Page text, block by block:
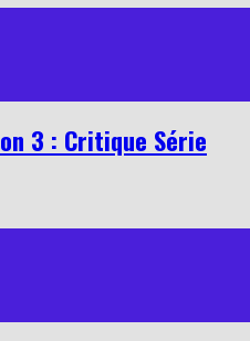
3 : Critique Série